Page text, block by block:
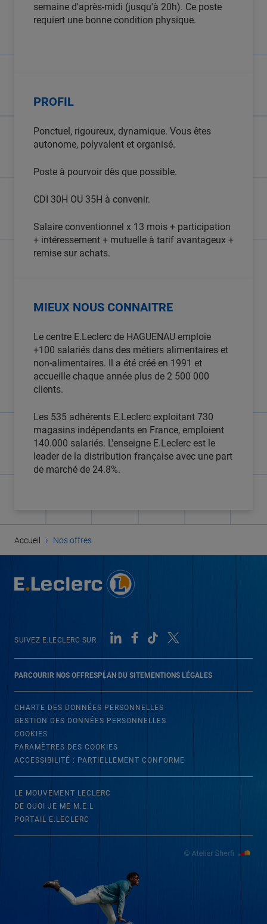
semaine d'après-midi (jusqu'à 20h). Ce poste
requiert une bonne condition physique.
PROFIL
Ponctuel, rigoureux, dynamique. Vous êtes
autonome, polyvalent et organisé.
Poste à pourvoir dès que possible.
CDI 30H OU 35H à convenir.
Salaire conventionnel x 13 mois + participation
+ intéressement + mutuelle à tarif avantageux +
remise sur achats.
MIEUX NOUS CONNAITRE
Le centre E.Leclerc de HAGUENAU emploie
+100 salariés dans des métiers alimentaires et
non-alimentaires. Il a été créé en 1991 et
accueille chaque année plus de 2 500 000
clients.
Les 535 adhérents E.Leclerc exploitant 730
magasins indépendants en France, emploient
140.000 salariés. L'enseigne E.Leclerc est le
leader de la distribution française avec une part
de marché de 24.8%.
Accueil › Nos offres
PARCOURIR NOS OFFRESPLAN DU SITEMENTIONS LÉGALES
SUIVEZ E.LECLERC SUR
CHARTE DES DONNÉES PERSONNELLES
GESTION DES DONNÉES PERSONNELLES
COOKIES
PARAMÈTRES DES COOKIES
ACCESSIBILITÉ : PARTIELLEMENT CONFORME
LE MOUVEMENT LECLERC
DE QUOI JE ME M.E.L
PORTAIL E.LECLERC